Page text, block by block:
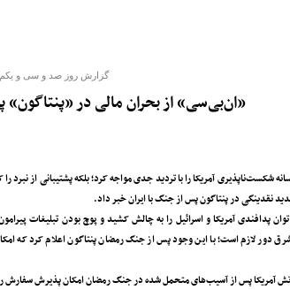
گزارش روز صد و سی و
«ان‌بی‌سی» از بحران مالی در «پنتاگون»
شکست‌ناپذیری آمریکا را با تردید جدی مواجه کرد؛ بلکه پشتیبانی از
نقدینگی در پنتاگون پس از جنگ با ایران خبر داد.
توان پدافندی آمریکا و اسرائیل را به چالش کشید و پوچ بودن تبلیغات
دور لازم است؛ با این وجود پس از جنگ رمضان پنتاگون اعلام کرد که
آمریکا پس از آسیب‌های متحمل شده در جنگ رمضان امکان‌ پذیرش سفارش